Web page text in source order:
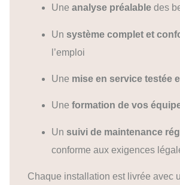
Une analyse préalable des
Un système complet et
l’emploi
Une mise en service testée
Une formation de vos
Un suivi de maintenance
conforme aux exigences
Chaque installation est livrée avec